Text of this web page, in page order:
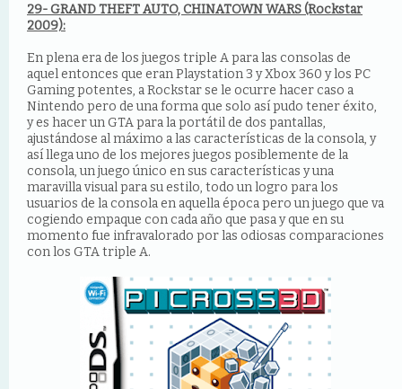
29- GRAND THEFT AUTO, CHINATOWN WARS (Rockstar
2009):
En plena era de los juegos triple A para las consolas de
aquel entonces que eran Playstation 3 y Xbox 360 y los PC
Gaming potentes, a Rockstar se le ocurre hacer caso a
Nintendo pero de una forma que solo así pudo tener éxito,
y es hacer un GTA para la portátil de dos pantallas,
ajustándose al máximo a las características de la consola, y
así llega uno de los mejores juegos posiblemente de la
consola, un juego único en sus características y una
maravilla visual para su estilo, todo un logro para los
usuarios de la consola en aquella época pero un juego que va
cogiendo empaque con cada año que pasa y que en su
momento fue infravalorado por las odiosas comparaciones
con los GTA triple A.